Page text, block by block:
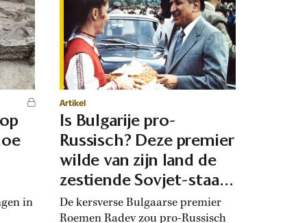
in
Artikel
Is Bulgarije pro-
Russisch? Deze premier
wilde van zijn land de
zestiende Sovjet-staat
maken
De kersverse Bulgaarse premier
Roemen Radev zou pro-Russisch